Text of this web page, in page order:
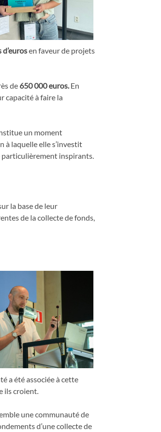
en faveur de projets
de 650 000 euros. En
capacité à faire la
un moment
à laquelle elle s’investit
particulièrement inspirants.
la base de leur
de la collecte de fonds,
a été associée à cette
ils croient.
une communauté de
d’une collecte de